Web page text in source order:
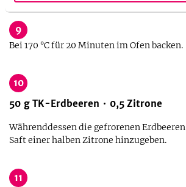
9
Bei 170 °C für 20 Minuten im Ofen backen.
10
50 g TK-Erdbeeren 0,5 Zitrone
Währenddessen die gefrorenen
Saft einer halben Zitrone hinzugeben.
11